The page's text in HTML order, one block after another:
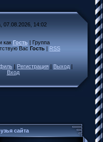
07.08.2026, 14:02
как Гость| Группа
Вас Гость | RSS
| Регистрация | Выход |
Вход
сайта